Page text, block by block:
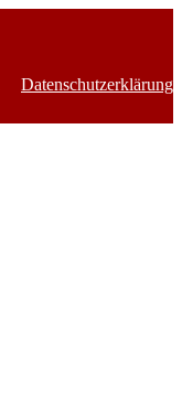
Datenschutzerklärung